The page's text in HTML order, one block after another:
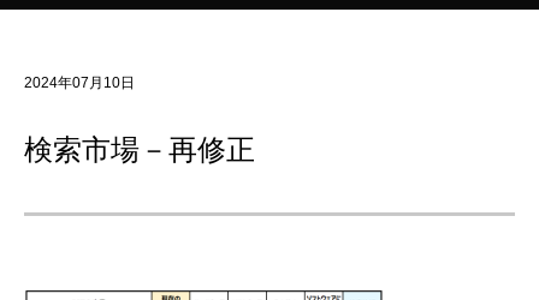
2024年07月10日
検索市場－再修正